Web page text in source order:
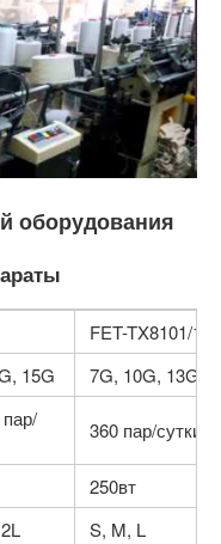
оборудования
FET-TX8101/1
15G 7G, 10G, 13G
360 пар/сутки
250вт
S, M, L